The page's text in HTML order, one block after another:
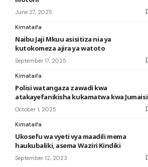
June 27, 2025
Kimataifa
Naibu Jaji Mkuu asisitiza nia ya
kutokomeza ajira ya watoto
September 17, 2025
Kimataifa
Polisi watangaza zawadi kwa
atakayefanikisha kukamatwa kwa Jumaisi
October 1, 2025
Kimataifa
Ukosefu wa vyeti vya maadili mema
haukubaliki, asema Waziri Kindiki
September 12, 2023